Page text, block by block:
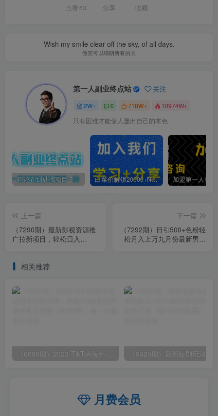
点赞 63 分享 收藏
Wish my smile clear off the sky, of all days.
微笑可以晴朗所有的天
第一人副业终点站 关注
2W+ 0 718W+ 10974W+
只有困难才能使人显出自己的本色
你还在到处找项目？还在当韭菜？我靠卖项目一个月收入5万+，曾经我也是个失败者。 白菜价解锁20000+N个赚钱机会，加入第一人副业终点站会员，全站资源免费学习。
上一篇
（7290期）最新影视资源推
广拉新项目，轻松日入
下一篇
（7292期）日引500+色粉轻
松月入上万九月份最新男粉
相关推荐
月费会员